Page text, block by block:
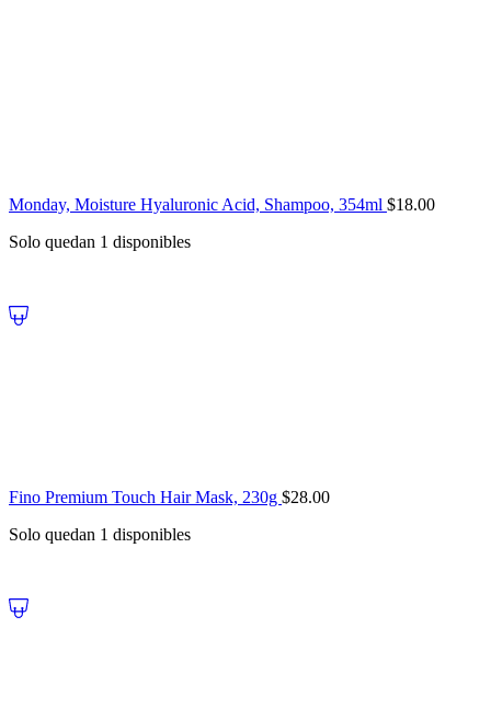
Monday, Moisture Hyaluronic Acid, Shampoo, 354ml $18.00
Solo quedan 1 disponibles
Fino Premium Touch Hair Mask, 230g $28.00
Solo quedan 1 disponibles